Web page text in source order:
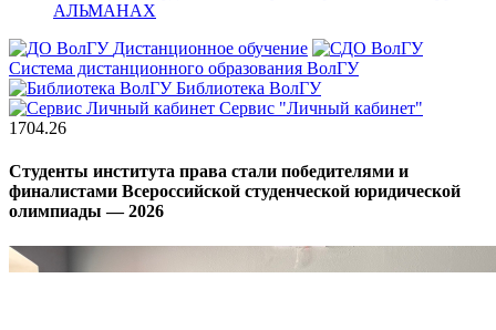
АЛЬМАНАХ
Дистанционное обучение
Система дистанционного образования ВолГУ
Библиотека ВолГУ
Сервис "Личный кабинет"
1704.26
Студенты института права стали победителями и
финалистами Всероссийской студенческой юридической
олимпиады — 2026